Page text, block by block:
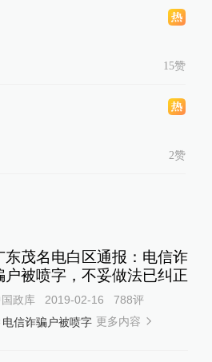
15赞
2赞
东茂名电白区通报：电信诈
户被喷字，不妥做法已纠正
国政库 2019-02-16 788评
电信诈骗户被喷字 更多内容